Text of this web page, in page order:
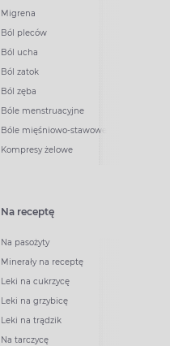
Migrena
Ból pleców
Ból ucha
Ból zatok
Ból zęba
Bóle menstruacyjne
Bóle mięśniowo-stawowe
Kompresy żelowe
Na receptę
Na pasożyty
Minerały na receptę
Leki na cukrzycę
Leki na grzybicę
Leki na trądzik
Na tarczycę